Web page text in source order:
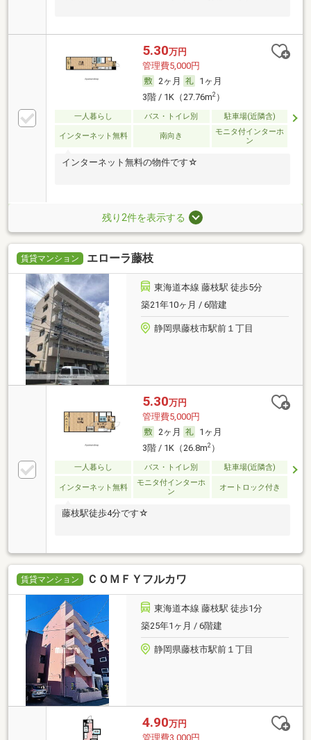
5.30万円
管理費5,000円
2ヶ月
1ヶ月
3階 / 1K（27.76m2）
一人暮らし バス・トイレ別 駐車場(近隣含)
インターネット無料 南向き
モニタ付インターホ
ン
インターネット無料の物件です☆
残り2件を表示する
賃貸マンション エローラ藤枝
東海道本線 藤枝駅 徒歩5分
築21年10ヶ月 / 6階建
静岡県藤枝市駅前１丁目
5.30万円
管理費5,000円
2ヶ月
1ヶ月
3階 / 1K（26.8m2）
一人暮らし バス・トイレ別 駐車場(近隣含)
インターネット無料
モニタ付インターホ
ン
オートロック付き
藤枝駅徒歩4分です☆
賃貸マンション ＣＯＭＦＹフルカワ
東海道本線 藤枝駅 徒歩1分
築25年1ヶ月 / 6階建
静岡県藤枝市駅前１丁目
4.90万円
管理費3,000円